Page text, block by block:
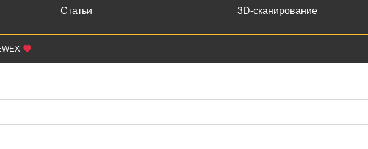
Статьи
3D-сканирование